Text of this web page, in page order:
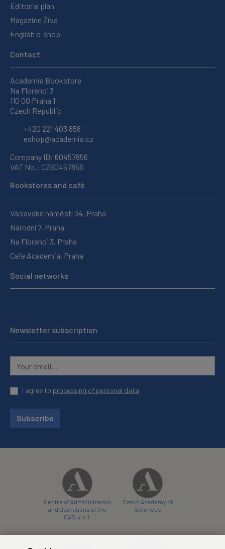
Editorial plan
Magazine Živa
English e-shop
Contact
Academia Bookstore
Na Florenci 3
110 00 Praha 1
Czech Republic
+420 221 403 858
eshop@academia.cz
Company ID: 60457856
VAT No.: CZ60457856
Bookstores and café
Václavské náměstí 34, Praha
Národní 7, Praha
Na Florenci 3, Praha
Cafe Academia, Praha
Social networks
Newsletter subscription
I agree to processing of personal data
Subscribe
Centre of Administration
and Operations of the
CAS, v. v. i.
Czech Academy of
Sciences